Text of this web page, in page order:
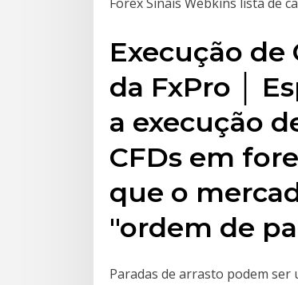
Execução de
da FxPro │
a execução
CFDs em
que o
"ordem de
Paradas de arrasto podem ser